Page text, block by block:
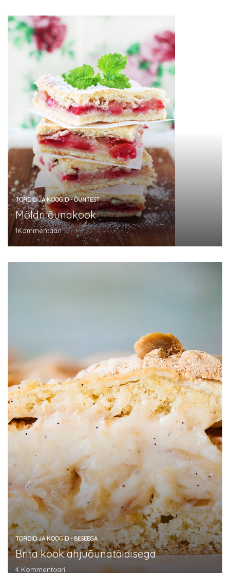
TORDID JA KOOGID - ÕUNTEST
Möldri õunakook
1Kommentaari
TORDID JA KOOGID - BESEEGA
Brita kook ahjuõunatäidisega
4 Kommentaari